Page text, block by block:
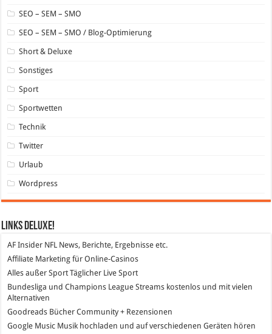
SEO – SEM – SMO
SEO – SEM – SMO / Blog-Optimierung
Short & Deluxe
Sonstiges
Sport
Sportwetten
Technik
Twitter
Urlaub
Wordpress
Links DeLuXe!
AF Insider NFL News, Berichte, Ergebnisse etc.
Affiliate Marketing für Online-Casinos
Alles außer Sport Täglicher Live Sport
Bundesliga und Champions League Streams kostenlos und mit vielen
Alternativen
Goodreads Bücher Community + Rezensionen
Google Music Musik hochladen und auf verschiedenen Geräten hören